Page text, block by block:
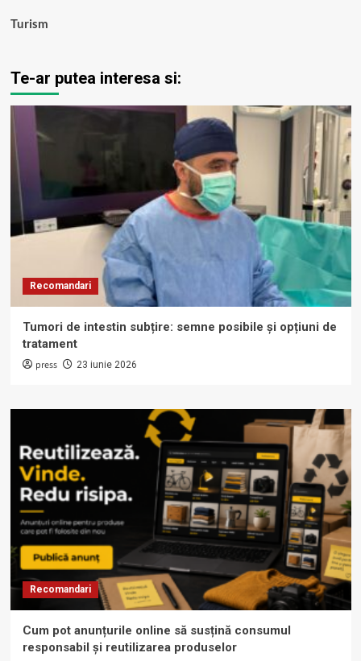
Turism
Te-ar putea interesa si:
Recomandari
Tumori de intestin subțire: semne posibile și opțiuni de
tratament
press 23 iunie 2026
Recomandari
Cum pot anunțurile online să susțină consumul
responsabil și reutilizarea produselor